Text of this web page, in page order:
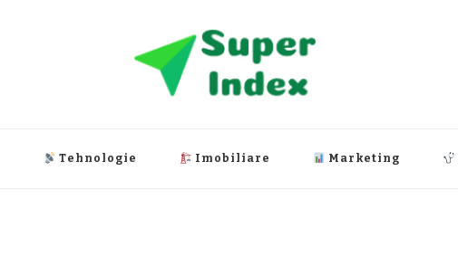
Tehnologie Imobiliare Marketing